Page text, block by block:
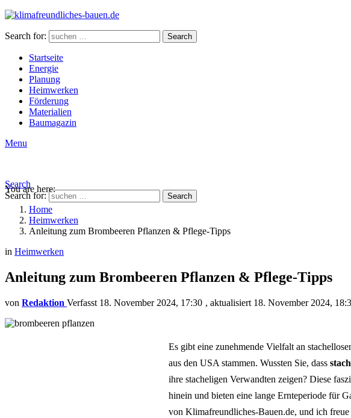
Search for: Search
Startseite
Energie
Planung
Heimwerken
Förderung
Materialien
Baumagazin
Menu
Search
Search for:
Search
You are here:
Home
Heimwerken
Anleitung zum Brombeeren Pflanzen & Pflege-Tipps
in Heimwerken
Anleitung zum Brombeeren Pflanzen & Pflege-Tipps
von Redaktion 18. November 2024, 17:30 aktualisiert 18. November 2024,
Es gibt eine zunehmende Vielfalt an
aus den USA stammen. Wussten Sie, dass
ihre stacheligen Verwandten zeigen? Diese
hinein und bieten eine lange Ernteperiode für
von Klimafreundliches-Bauen.de, und ich